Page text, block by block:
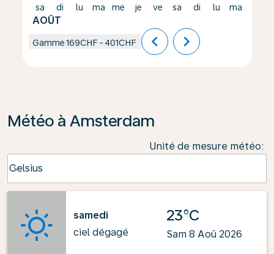
sa
AOÛT
di lu ma me je ve sa di lu ma
Gamme169CHF - 401CHF chevron_left chevron_right
Météo à Amsterdam
Unité de mesure météo:
Celsius
keyboard_arrow_down
samedi
ciel dégagé
23°C
Sam 8 Aoû 2026